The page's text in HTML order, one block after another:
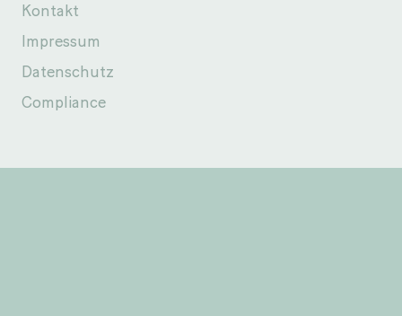
Kontakt
Impressum
Datenschutz
Compliance